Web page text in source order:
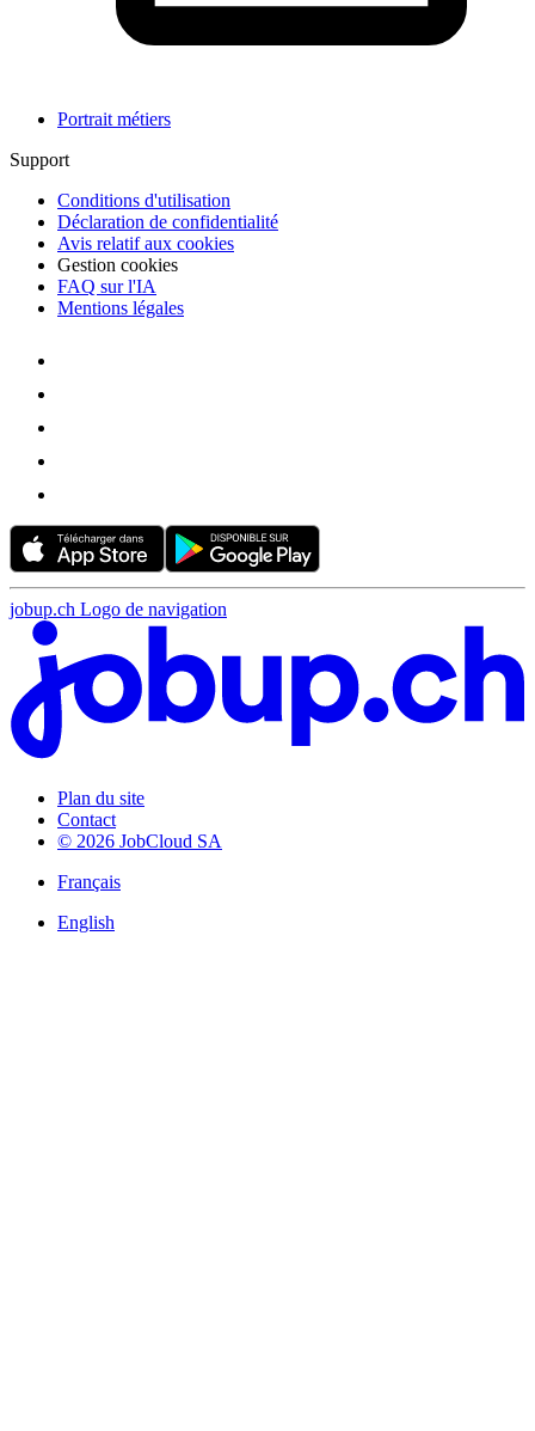
Portrait métiers
Support
Conditions d'utilisation
Déclaration de confidentialité
Avis relatif aux cookies
Gestion cookies
FAQ sur l'IA
Mentions légales
jobup.ch Logo de navigation
Plan du site
Contact
© 2026 JobCloud SA
Français
English